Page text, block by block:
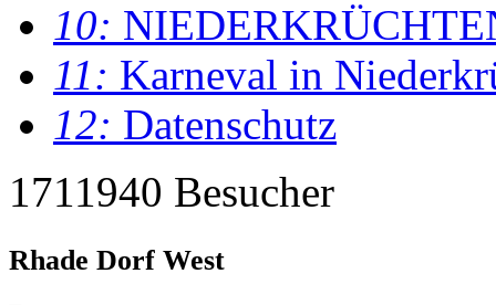
10:
11: Karneval in
12: Datenschutz
1711940 Besucher
Rhade Dorf West